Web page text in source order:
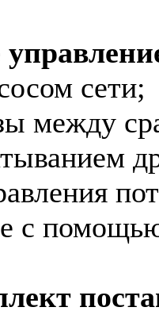
сети;
между
с